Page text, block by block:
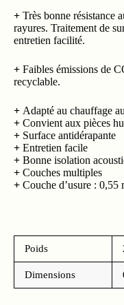
+ Très bonne résistance
rayures. Traitement de
entretien facilité.
+ Faibles émissions de
recyclable.
+ Adapté au chauffage
+ Convient aux pièces
+ Surface antidérapante
+ Entretien facile
+ Bonne isolation
+ Couches multiples
+ Couche d’usure : 0,55
Poids
Dimensions